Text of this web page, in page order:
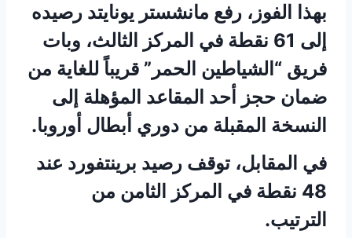
بهذا الفوز، رفع مانشستر يونايتد رصيده
إلى 61 نقطة في المركز الثالث، وبات
فريق “الشياطين الحمر” قريباً للغاية من
ضمان حجز أحد المقاعد المؤهلة إلى
النسخة المقبلة من دوري أبطال أوروبا.
في المقابل، توقف رصيد برينتفورد عند
48 نقطة في المركز الثامن من
الترتيب.